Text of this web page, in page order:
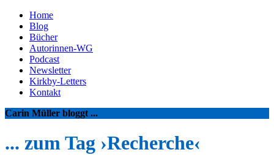
Home
Blog
Bücher
Autorinnen-WG
Podcast
Newsletter
Kirkby-Letters
Kontakt
Carin Müller bloggt ...
... zum Tag ›Recherche‹